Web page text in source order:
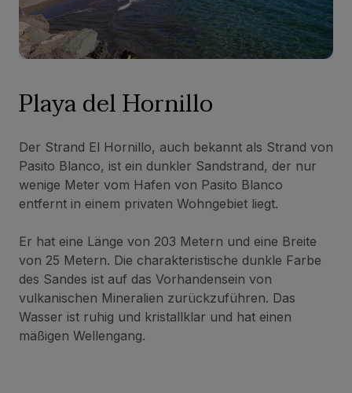
Playa del Hornillo
Der Strand El Hornillo, auch bekannt als Strand von
Pasito Blanco, ist ein dunkler Sandstrand, der nur
wenige Meter vom Hafen von Pasito Blanco
entfernt in einem privaten Wohngebiet liegt.
Er hat eine Länge von 203 Metern und eine Breite
von 25 Metern. Die charakteristische dunkle Farbe
des Sandes ist auf das Vorhandensein von
vulkanischen Mineralien zurückzuführen. Das
Wasser ist ruhig und kristallklar und hat einen
mäßigen Wellengang.